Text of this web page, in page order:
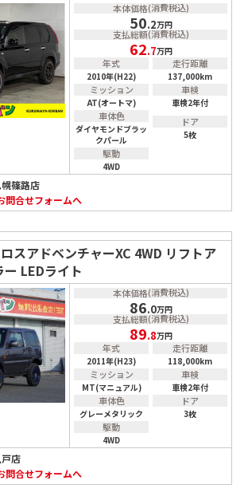
本体価格(消費税込)
50.2万円
支払総額(消費税込)
62.7万円
年式
2010年(H22)
走行距離
137,000km
ミッション
AT(オートマ)
車検
車検2年付
車体色
ダイヤモンドブラッ
クパール
ドア
5枚
駆動
4WD
篠路店
問合せフォームへ
スアドベンチャーXC 4WD リフトア
LEDライト
本体価格(消費税込)
86.0万円
支払総額(消費税込)
89.8万円
年式
2011年(H23)
走行距離
118,000km
ミッション
MT(マニュアル)
車検
車検2年付
車体色
グレーメタリック
ドア
3枚
駆動
4WD
店
問合せフォームへ